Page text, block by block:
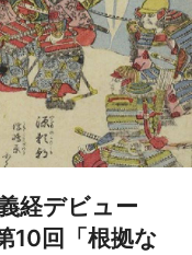
経デビュー
10回「根拠な